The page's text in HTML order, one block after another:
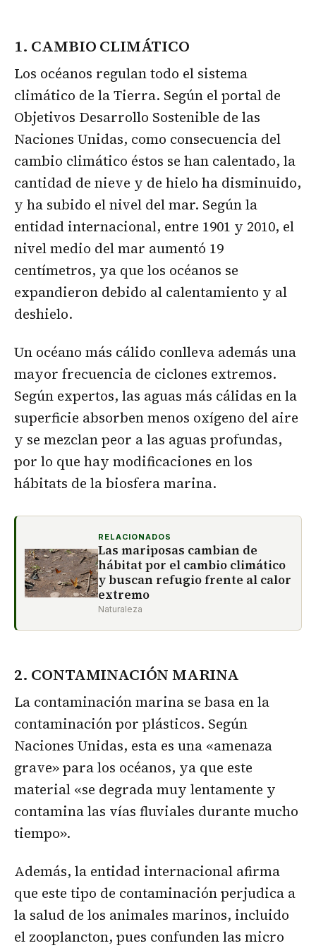
1. CAMBIO CLIMÁTICO
Los océanos regulan todo el sistema
climático de la Tierra. Según el portal de
Objetivos Desarrollo Sostenible de las
Naciones Unidas, como consecuencia del
cambio climático éstos se han calentado, la
cantidad de nieve y de hielo ha disminuido,
y ha subido el nivel del mar. Según la
entidad internacional, entre 1901 y 2010, el
nivel medio del mar aumentó 19
centímetros, ya que los océanos se
expandieron debido al calentamiento y al
deshielo.
Un océano más cálido conlleva además una
mayor frecuencia de ciclones extremos.
Según expertos, las aguas más cálidas en la
superficie absorben menos oxígeno del aire
y se mezclan peor a las aguas profundas,
por lo que hay modificaciones en los
hábitats de la biosfera marina.
RELACIONADOS
Las mariposas cambian de
hábitat por el cambio climático
y buscan refugio frente al calor
extremo
Naturaleza
2. CONTAMINACIÓN MARINA
La contaminación marina se basa en la
contaminación por plásticos. Según
Naciones Unidas, esta es una «amenaza
grave» para los océanos, ya que este
material «se degrada muy lentamente y
contamina las vías fluviales durante mucho
tiempo».
Además, la entidad internacional afirma
que este tipo de contaminación perjudica a
la salud de los animales marinos, incluido
el zooplancton, pues confunden las micro